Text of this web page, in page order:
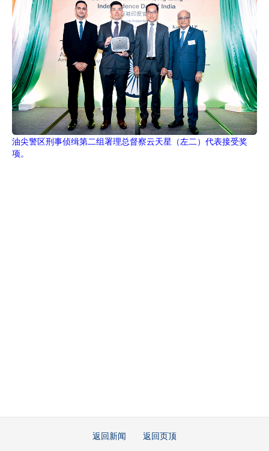
油尖警区刑事侦缉第二组署理总督察云天星（左二）代表接受奖
项。
返回新闻 返回页顶